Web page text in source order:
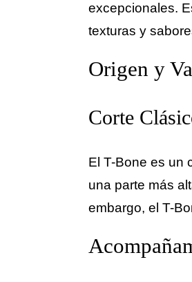
excepcionales.
texturas y
Origen y
Corte
El T-Bone es un
una parte más
embargo, el T-